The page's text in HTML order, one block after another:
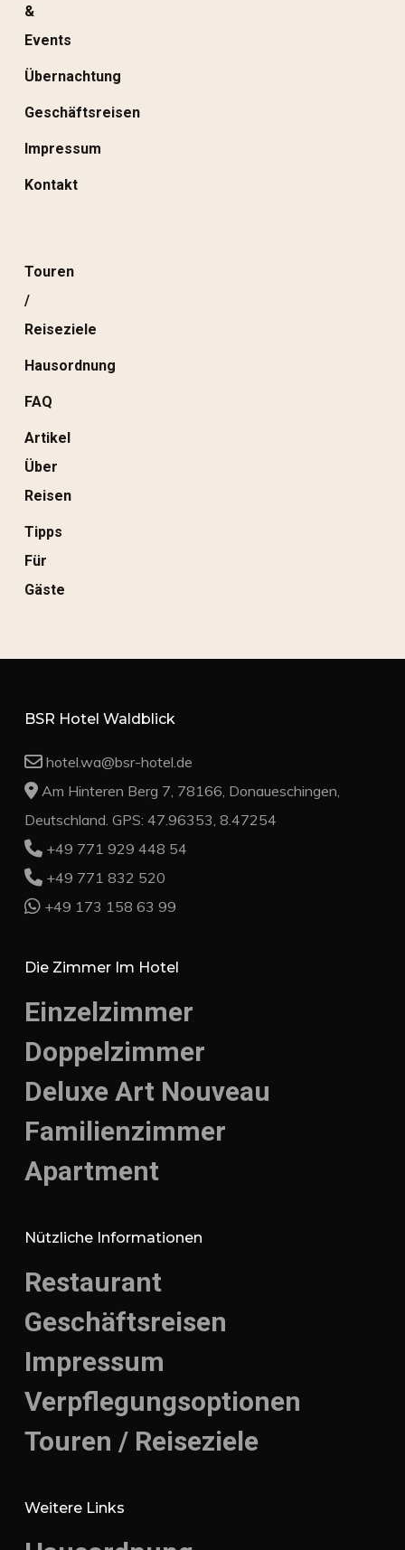
&
Events
Übernachtung
Geschäftsreisen
Impressum
Kontakt
Touren
/
Reiseziele
Hausordnung
FAQ
Artikel
Über
Reisen
Tipps
Für
Gäste
BSR Hotel Waldblick
hotel.wa@bsr-hotel.de
Am Hinteren Berg 7, 78166, Donaueschingen,
Deutschland. GPS: 47.96353, 8.47254
+49 771 929 448 54
+49 771 832 520
+49 173 158 63 99
Die Zimmer Im Hotel
Einzelzimmer
Doppelzimmer
Deluxe Art Nouveau
Familienzimmer
Apartment
Nützliche Informationen
Restaurant
Geschäftsreisen
Impressum
Verpflegungsoptionen
Touren / Reiseziele
Weitere Links